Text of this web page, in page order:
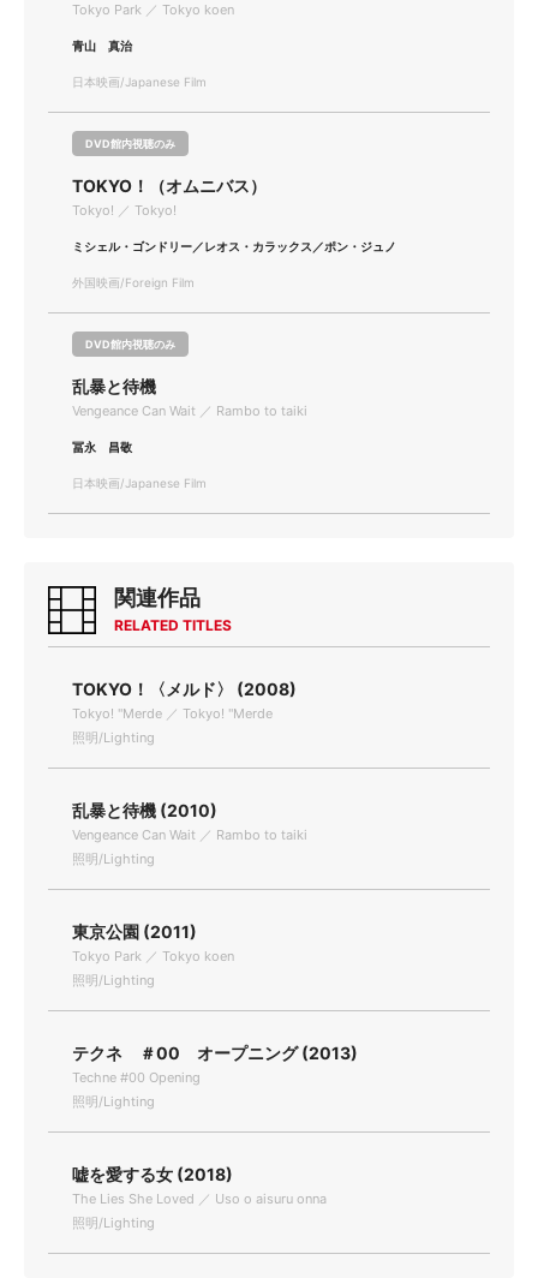
Tokyo Park ／ Tokyo koen
青山 真治
日本映画/Japanese Film
DVD館内視聴のみ
TOKYO！（オムニバス）
Tokyo! ／ Tokyo!
ミシェル・ゴンドリー／レオス・カラックス／ポン・ジュノ
外国映画/Foreign Film
DVD館内視聴のみ
乱暴と待機
Vengeance Can Wait ／ Rambo to taiki
冨永 昌敬
日本映画/Japanese Film
関連作品
RELATED TITLES
TOKYO！〈メルド〉 (2008)
Tokyo! "Merde ／ Tokyo! "Merde
照明/Lighting
乱暴と待機 (2010)
Vengeance Can Wait ／ Rambo to taiki
照明/Lighting
東京公園 (2011)
Tokyo Park ／ Tokyo koen
照明/Lighting
テクネ ＃00 オープニング (2013)
Techne #00 Opening
照明/Lighting
嘘を愛する女 (2018)
The Lies She Loved ／ Uso o aisuru onna
照明/Lighting